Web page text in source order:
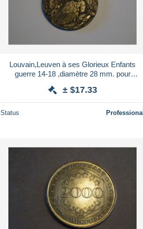
Louvain,Leuven à ses Glorieux Enfants
guerre 14-18 ,diamètre 28 mm. pour
± $17.33
Status Professional